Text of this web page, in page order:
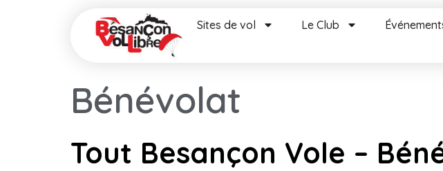
Sites de vol Le Club
Bénévolat
Tout Besançon Vole –